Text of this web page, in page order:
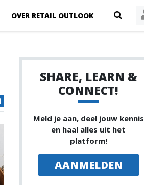
OVER RETAIL OUTLOOK
SHARE, LEARN &
CONNECT!
Meld je aan, deel jouw kennis
en haal alles uit het
platform!
AANMELDEN